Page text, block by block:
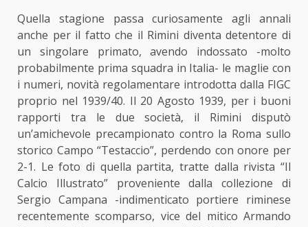
Quella stagione passa curiosamente agli annali
anche per il fatto che il Rimini diventa detentore di
un singolare primato, avendo indossato -molto
probabilmente prima squadra in Italia- le maglie con
i numeri, novità regolamentare introdotta dalla FIGC
proprio nel 1939/40. Il 20 Agosto 1939, per i buoni
rapporti tra le due società, il Rimini disputò
un’amichevole precampionato contro la Roma sullo
storico Campo “Testaccio”, perdendo con onore per
2-1. Le foto di quella partita, tratte dalla rivista “Il
Calcio Illustrato” proveniente dalla collezione di
Sergio Campana -indimenticato portiere riminese
recentemente scomparso, vice del mitico Armando